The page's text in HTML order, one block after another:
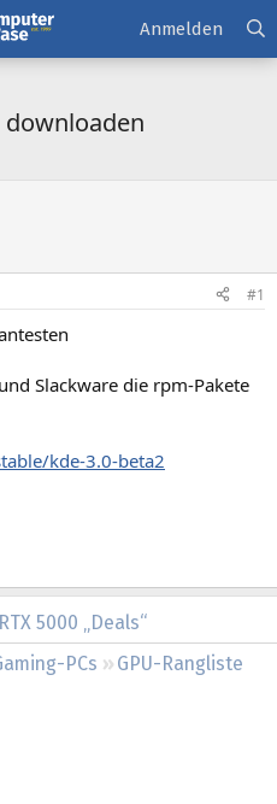
RTX 5000 „Deals“
PCs
GPU-Rangliste
Anmelden
downloaden
#1
Slackware die rpm-Pakete
kde-3.0-beta2